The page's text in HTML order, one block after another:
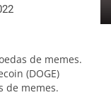
de memes.
(DOGE)
de memes.